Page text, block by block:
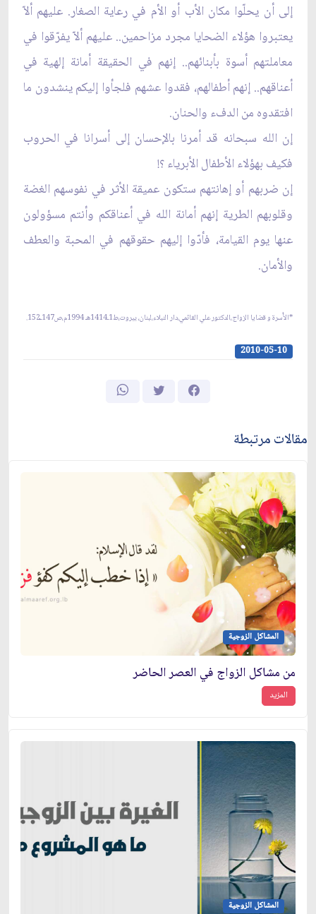
إلى أن يحلّوا مكان الأب أو الأم في رعاية الصغار. عليهم ألاّ
يعتبروا هؤلاء الضحايا مجرد مزاحمين.. عليهم ألاّ يفرّقوا في
معاملتهم أسوة بأبنائهم.. إنهم في الحقيقة أمانة إلهية في
أعناقهم.. إنهم أطفالهم، فقدوا عشهم فلجأوا إليكم ينشدون ما
افتقدوه من الدفء والحنان.
إن الله سبحانه قد أمرنا بالإحسان إلى أسرانا في الحروب
فكيف بهؤلاء الأطفال الأبرياء ؟!
إن ضربهم أو إهانتهم ستكون عميقة الأثر في نفوسهم الغضة
وقلوبهم الطرية إنهم أمانة الله في أعناقكم وأنتم مسؤولون
عنها يوم القيامة، فأدّوا إليهم حقوقهم في المحبة والعطف
والأمان.
*الأُسرة و قضايا الزواج،الدكتور علي القائمي،دار النبلاء،لبنان، بيروت،ط1ـ1414هـ 1994م،ص147ـ152.
2010-05-10
مقالات مرتبطة
المشاكل الزوجية
من مشاكل الزواج في العصر الحاضر
المزيد
المشاكل الزوجية